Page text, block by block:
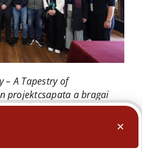
– A Tapestry of
projektcsapata a bragai